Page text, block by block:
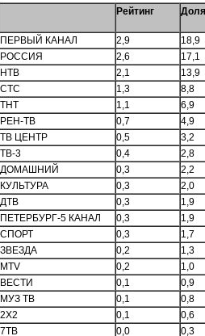
Рейтинг
ПЕРВЫЙ КАНАЛ 2,9
18,9
РОССИЯ
2,6
17,1
НТВ
2,1
13,9
СТС
1,3
8,8
ТНТ
1,1
6,9
РЕН-ТВ
0,7
4,9
ТВ ЦЕНТР
0,5
3,2
ТВ-3
0,4
2,8
ДОМАШНИЙ
0,3
2,2
КУЛЬТУРА
0,3
2,0
ДТВ
0,3
1,9
ПЕТЕРБУРГ-5 КАНАЛ
0,3
1,9
СПОРТ
0,3
1,7
ЗВЕЗДА
0,2
1,3
MTV
0,2
1,0
ВЕСТИ
0,1
0,9
МУЗ ТВ
0,1
0,8
2X2
0,1
0,6
7ТВ
0,0
0,3